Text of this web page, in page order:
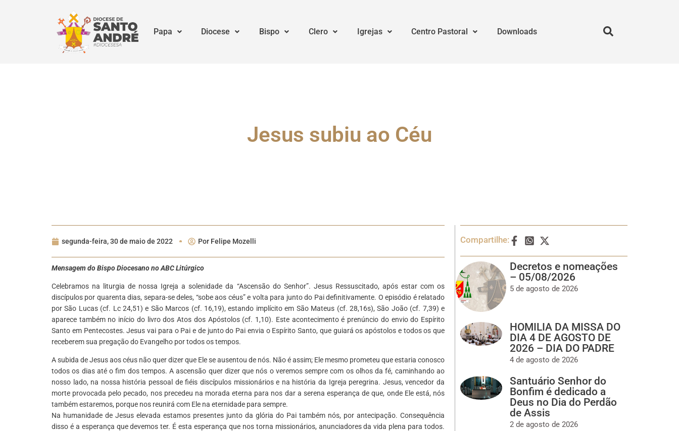
Papa Diocese Bispo Clero Igrejas Centro Pastoral Downloads
Jesus subiu ao Céu
segunda-feira, 30 de maio de 2022 Por Felipe Mozelli
Mensagem do Bispo Diocesano no ABC Litúrgico
Celebramos na liturgia de nossa Igreja a solenidade da “Ascensão do Senhor”. Jesus Ressuscitado, após estar com os
discípulos por quarenta dias, separa-se deles, “sobe aos céus” e volta para junto do Pai definitivamente. O episódio é relatado
por São Lucas (cf. Lc 24,51) e São Marcos (cf. 16,19), estando implícito em São Mateus (cf. 28,16s), São João (cf. 7,39) e
aparece também no início do livro dos Atos dos Apóstolos (cf. 1,10). Este acontecimento é prenúncio do envio do Espírito
Santo em Pentecostes. Jesus vai para o Pai e de junto do Pai envia o Espírito Santo, que guiará os apóstolos e todos os que
receberem sua pregação do Evangelho por todos os tempos.
A subida de Jesus aos céus não quer dizer que Ele se ausentou de nós. Não é assim; Ele mesmo prometeu que estaria conosco
todos os dias até o fim dos tempos. A ascensão quer dizer que nós o veremos sempre com os olhos da fé, caminhando ao
nosso lado, na nossa história pessoal de fiéis discípulos missionários e na história da Igreja peregrina. Jesus, vencedor da
morte provocada pelo pecado, nos precedeu na morada eterna para nos dar a serena esperança de que, onde Ele está, nós
também estaremos, porque nos reunirá com Ele na eternidade para sempre.
Na humanidade de Jesus elevada estamos presentes junto da glória do Pai também nós, por antecipação. Consequência
disso é a esperança que devemos ter. É esta esperança que nos torna missionários, anunciadores da vida plena para todos.
Compartilhe:
Decretos e nomeações
– 05/08/2026
5 de agosto de 2026
HOMILIA DA MISSA DO
DIA 4 DE AGOSTO DE
2026 – DIA DO PADRE
4 de agosto de 2026
Santuário Senhor do
Bonfim é dedicado a
Deus no Dia do Perdão
de Assis
2 de agosto de 2026